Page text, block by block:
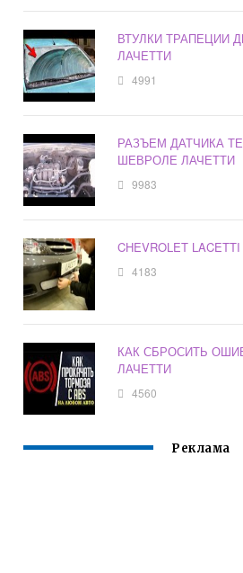
ВТУЛКИ ТРАПЕЦИИ
ЛАЧЕТТИ
4991
РАЗЪЕМ ДАТЧИКА
ШЕВРОЛЕ ЛАЧЕТТИ
9983
CHEVROLET
4183
КАК СБРОСИТЬ
ЛАЧЕТТИ
4560
Реклама